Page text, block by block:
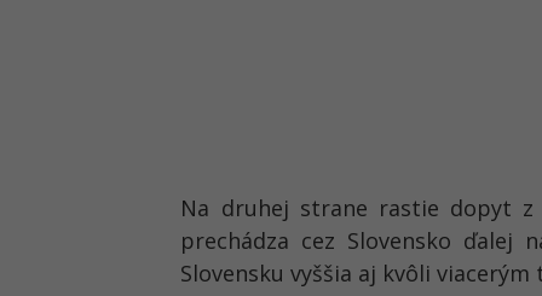
Na druhej strane rastie dopyt
prechádza cez Slovensko
Slovensku vyššia aj kvôli